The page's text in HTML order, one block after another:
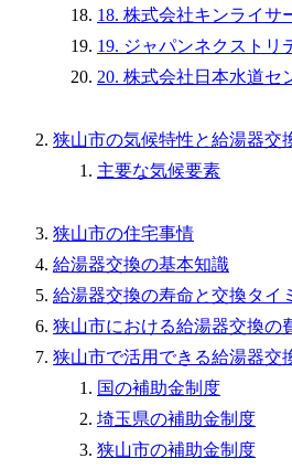
18. 株式会社キンライサ
19. ジャパンネクストリ
20. 株式会社日本水道セ
狭山市の気候特性と給湯器交
主要な気候要素
狭山市の住宅事情
給湯器交換の基本知識
給湯器交換の寿命と交換タイ
狭山市における給湯器交換の
狭山市で活用できる給湯器交
国の補助金制度
埼玉県の補助金制度
狭山市の補助金制度